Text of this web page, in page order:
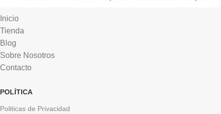
Inicio
Tienda
Blog
Sobre Nosotros
Contacto
POLÍTICA
Politicas de Privacidad